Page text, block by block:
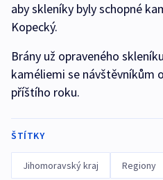
aby skleníky byly schopné
Kopecký.
Brány už opraveného
kaméliemi se návštěvníkům
příštího roku.
ŠTÍTKY
Jihomoravský kraj Regiony